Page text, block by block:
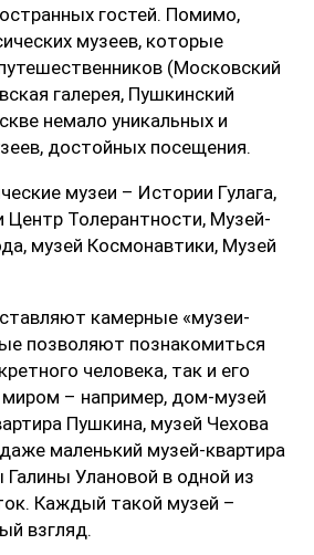
гостей. Помимо,
музеев, которые
(Московский
галерея, Пушкинский
немало уникальных и
достойных посещения.
музеи – Истории Гулага,
Центр Толерантности, Музей-
музей Космонавтики, Музей
камерные «музеи-
позволяют познакомиться
человека, так и его
– например, дом-музей
Пушкина, музей Чехова
маленький музей-квартира
Галины Улановой в одной из
Каждый такой музей –
взгляд.